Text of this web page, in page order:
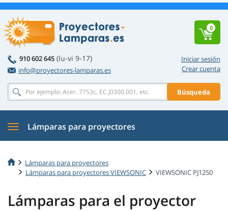
Iniciar sesión
Crear cuenta
910 602 645 (lu-vi 9-17)
info@proyectores-lamparas.es
Búsqueda
0
Lámparas para proyectores
Lámparas para proyectores
Lámparas para proyectores VIEWSONIC
VIEWSONIC PJ1250
Lámparas para el proyector